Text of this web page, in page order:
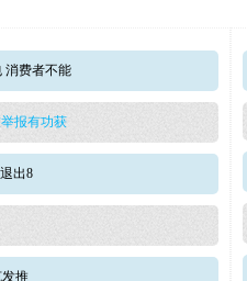
消费者不能
报有功获
出8
推